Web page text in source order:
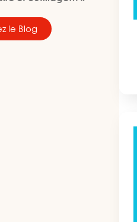
le Blog